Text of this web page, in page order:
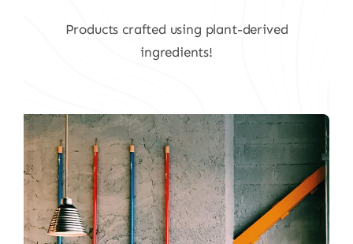
Products crafted using plant-derived
ingredients!